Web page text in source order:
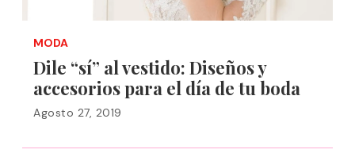
MODA
Dile “sí” al vestido: Diseños y
accesorios para el día de tu boda
Agosto 27, 2019